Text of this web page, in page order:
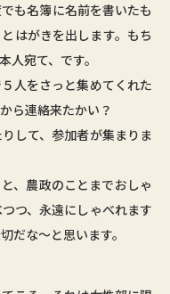
も名簿に名前を書いたも
はがきを出します。もち
人宛て、です。
人をさっと集めてくれた
ら連絡来たかい？
して、参加者が集まりま
、農政のことまでおしゃ
つ、永遠にしゃべれます
な～と思います。